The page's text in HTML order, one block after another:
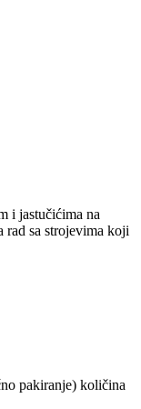
i jastučićima na
rad sa strojevima koji
pakiranje) količina